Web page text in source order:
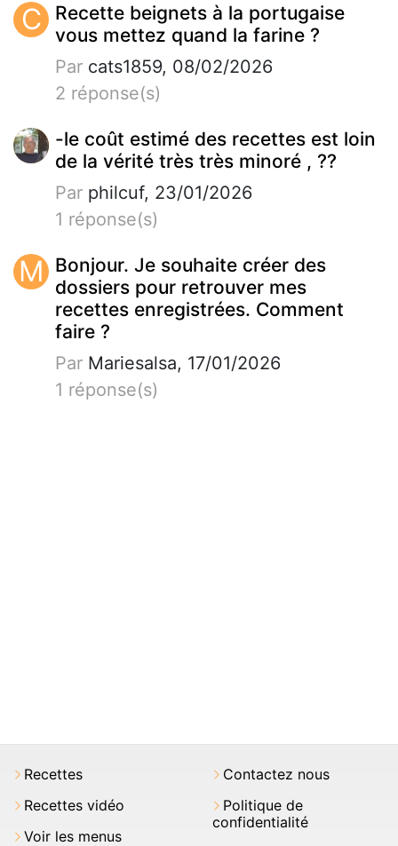
C
Recette beignets à la portugaise
vous mettez quand la farine ?
Par cats1859, 08/02/2026
2 réponse(s)
-le coût estimé des recettes est loin
de la vérité très très minoré , ??
Par philcuf, 23/01/2026
1 réponse(s)
M Bonjour. Je souhaite créer des
dossiers pour retrouver mes
recettes enregistrées. Comment
faire ?
Par Mariesalsa, 17/01/2026
1 réponse(s)
Recettes
Recettes vidéo
Voir les menus
Contactez nous
Politique de
confidentialité